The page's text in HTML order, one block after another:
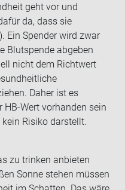
geht vor und
da, dass sie
Ein Spender wird zwar
Blutspende abgeben
nicht dem Richtwert
Daher ist es
Wert vorhanden sein
Risiko darstellt.
zu trin­ken an­bie­ten
Sonne ste­hen müs­sen